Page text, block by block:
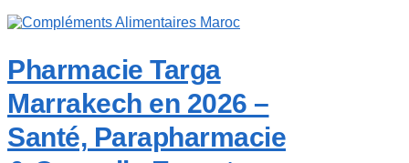
Pharmacie Targa
Marrakech en 2026 –
Santé, Parapharmacie